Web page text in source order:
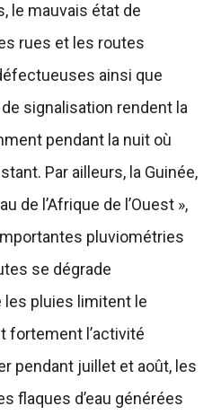
le mauvais état de
rues et les routes
ainsi que
signalisation rendent la
pendant la nuit où
Par ailleurs, la Guinée,
de l’Afrique de l’Ouest »,
pluviométries
se dégrade
pluies limitent le
fortement l’activité
pendant juillet et août, les
flaques d’eau générées